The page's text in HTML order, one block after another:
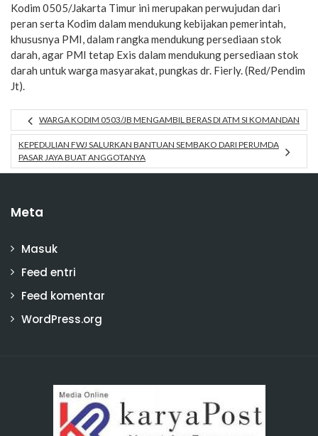
Kodim 0505/Jakarta Timur ini merupakan perwujudan dari
peran serta Kodim dalam mendukung kebijakan pemerintah,
khususnya PMI, dalam rangka mendukung persediaan stok
darah, agar PMI tetap Exis dalam mendukung persediaan stok
darah untuk warga masyarakat, pungkas dr. Fierly. (Red/Pendim
Jt).
WARGA KODIM 0503/JB MENGAMBIL BERAS DI ATM SI KOMANDAN
KEPEDULIAN FWJ SALURKAN BANTUAN SEMBAKO DARI PERUMDA
PASAR JAYA BUAT ANGGOTANYA
Meta
Masuk
Feed entri
Feed komentar
WordPress.org